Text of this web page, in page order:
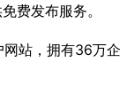
费发布服务。
站，拥有36万企